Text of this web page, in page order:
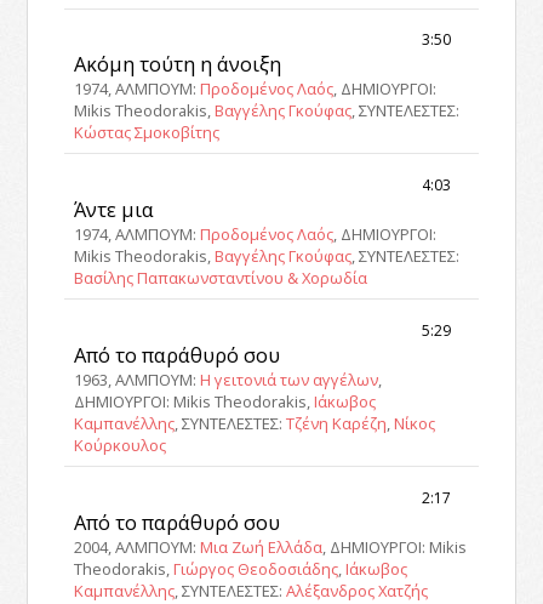
3:50
Ακόμη τούτη η άνοιξη
1974, ΑΛΜΠΟΥΜ: Προδομένος Λαός, ΔΗΜΙΟΥΡΓΟΙ:
Mikis Theodorakis, Βαγγέλης Γκούφας, ΣΥΝΤΕΛΕΣΤΕΣ:
Κώστας Σμοκοβίτης
4:03
Άντε μια
1974, ΑΛΜΠΟΥΜ: Προδομένος Λαός, ΔΗΜΙΟΥΡΓΟΙ:
Mikis Theodorakis, Βαγγέλης Γκούφας, ΣΥΝΤΕΛΕΣΤΕΣ:
Βασίλης Παπακωνσταντίνου & Χορωδία
5:29
Από το παράθυρό σου
1963, ΑΛΜΠΟΥΜ: Η γειτονιά των αγγέλων,
ΔΗΜΙΟΥΡΓΟΙ: Mikis Theodorakis, Ιάκωβος
Καμπανέλλης, ΣΥΝΤΕΛΕΣΤΕΣ:Τζένη Καρέζη, Νίκος
Κούρκουλος
2:17
Από το παράθυρό σου
2004, ΑΛΜΠΟΥΜ: Μια Ζωή Ελλάδα, ΔΗΜΙΟΥΡΓΟΙ: Mikis
Theodorakis, Γιώργος Θεοδοσιάδης, Ιάκωβος
Καμπανέλλης, ΣΥΝΤΕΛΕΣΤΕΣ:Αλέξανδρος Χατζής